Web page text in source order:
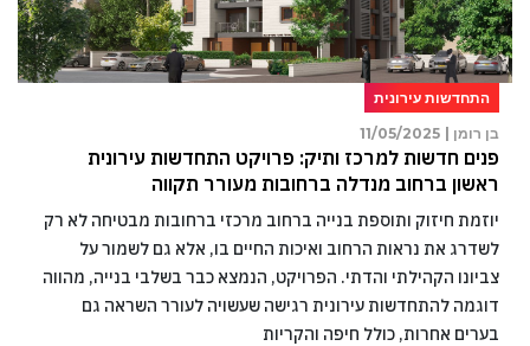
התחדשות עירונית
בן רומן |
11/05/2025
פנים חדשות למרכז ותיק: פרויקט התחדשות עירונית
ראשון ברחוב מנדלה ברחובות מעורר תקווה
יוזמת חיזוק ותוספת בנייה ברחוב מרכזי ברחובות מבטיחה לא רק
לשדרג את נראות הרחוב ואיכות החיים בו, אלא גם לשמור על
צביונו הקהילתי והדתי. הפרויקט, הנמצא כבר בשלבי בנייה, מהווה
דוגמה להתחדשות עירונית רגישה שעשויה לעורר השראה גם
בערים אחרות, כולל חיפה והקריות